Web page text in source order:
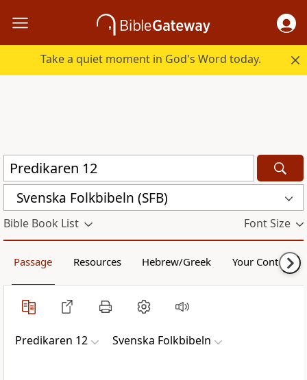
Take a quiet moment in God's Word today.
Svenska Folkbibeln (SFB)
Bible Book List Font Size
Passage Resources Hebrew/Greek Your Content
Predikaren 12 Svenska Folkbibeln